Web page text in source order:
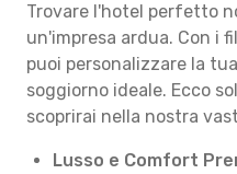
Trovare l'hotel perfetto
un'impresa ardua. Con i
puoi personalizzare la
soggiorno ideale. Ecco
scoprirai nella nostra
Lusso e Comfort